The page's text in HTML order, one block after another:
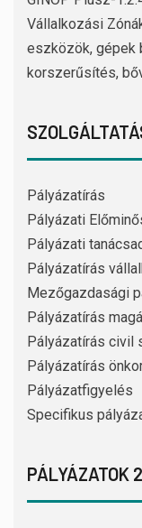
Vállalkozási
eszközök, gépek
korszerűsítés,
Pályázatírás
Pályázati
Pályázati
Pályázatírás
Mezőgazdasági
Pályázatírás
Pályázatírás civil
Pályázatírás
Pályázatfigyelés
Specifikus
PÁLYÁZATOK